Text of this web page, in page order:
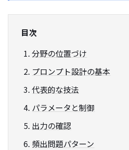
目次
分野の位置づけ
プロンプト設計の基本
代表的な技法
パラメータと制御
出力の確認
頻出問題パターン